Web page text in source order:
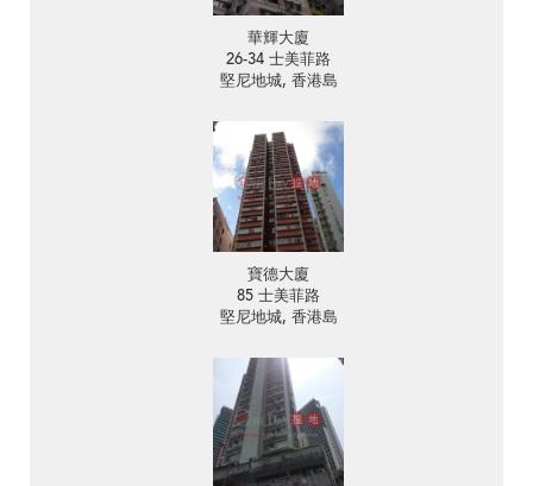
華輝大廈
26-34 士美菲路
堅尼地城, 香港島
寶德大廈
85 士美菲路
堅尼地城, 香港島